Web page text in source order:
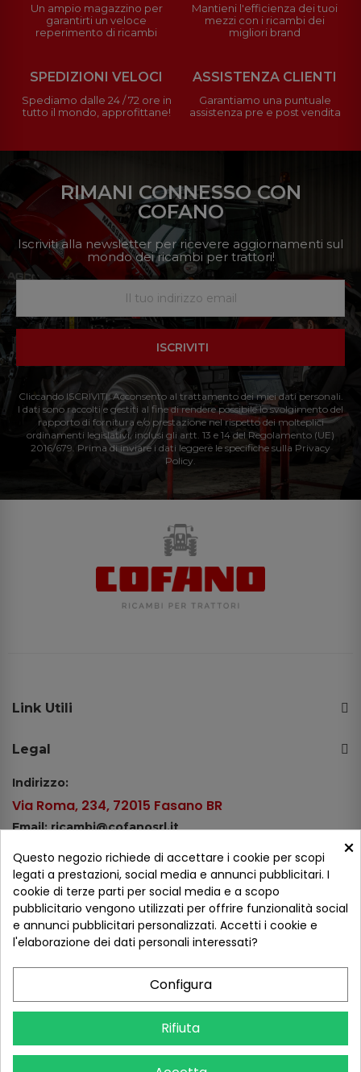
Un ampio magazzino per
garantirti un veloce
reperimento di ricambi
Mantieni l'efficienza dei tuoi
mezzi con i ricambi dei
migliori brand
SPEDIZIONI VELOCI
Spediamo dalle 24 / 72 ore in
tutto il mondo, approfittane!
ASSISTENZA CLIENTI
Garantiamo una puntuale
assistenza pre e post vendita
RIMANI CONNESSO CON
COFANO
Iscriviti alla newsletter per ricevere aggiornamenti sul
mondo dei ricambi per trattori!
ISCRIVITI
Cliccando ISCRIVITI: Acconsento al trattamento dei miei dati personali.
I dati sono raccolti e gestiti al fine di rendere possibile lo svolgimento del
rapporto di fornitura e/o prestazione nel rispetto dei molteplici
ordinamenti legislativi, inclusi gli artt. 13 e 14 del Regolamento (UE)
2016/679. Prima di inviare i dati leggere le specifiche sulla Privacy
Policy.
Link Utili
Legal
Indirizzo:
Via Roma, 234, 72015 Fasano BR
Email: ricambi@cofanosrl.it
Tel.: +39 080 44 13 478
WhatsApp: +39 334 98 51 100
Metodi di pagamento
×
Questo negozio richiede di accettare i cookie per scopi
legati a prestazioni, social media e annunci pubblicitari. I
cookie di terze parti per social media e a scopo
pubblicitario vengono utilizzati per offrire funzionalità social
e annunci pubblicitari personalizzati. Accetti i cookie e
l'elaborazione dei dati personali interessati?
Configura
Rifiuta